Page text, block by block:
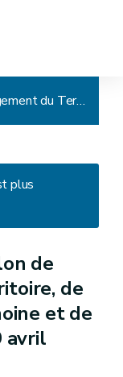
Code wallon de l'Aménagement du Territoire, de l'Urbanisme (, du Patrimoine et de l'Energie - Décret du 19 avril 2007, art. 2)
plus
de
de
et de
avril